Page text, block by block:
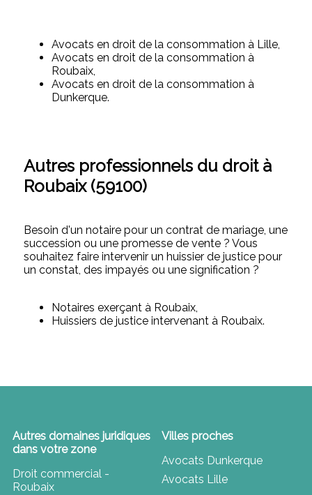
Avocats en droit de la consommation à Lille,
Avocats en droit de la consommation à
Roubaix,
Avocats en droit de la consommation à
Dunkerque.
Autres professionnels du droit à
Roubaix (59100)
Besoin d'un notaire pour un contrat de mariage, une
succession ou une promesse de vente ? Vous
souhaitez faire intervenir un huissier de justice pour
un constat, des impayés ou une signification ?
Notaires exerçant à Roubaix,
Huissiers de justice intervenant à Roubaix.
Autres domaines juridiques
dans votre zone
Droit commercial -
Roubaix
Villes proches
Avocats Dunkerque
Avocats Lille